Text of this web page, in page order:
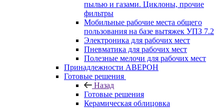
пылью и газами. Циклоны, прочие
фильтры
Мобильные рабочие места общего
пользования на базе вытяжек УПЗ 7.2
Электроника для рабочих мест
Пневматика для рабочих мест
Полезные мелочи для рабочих мест
Принадлежности АВЕРОН
Готовые решения
Назад
Готовые решения
Керамическая облицовка